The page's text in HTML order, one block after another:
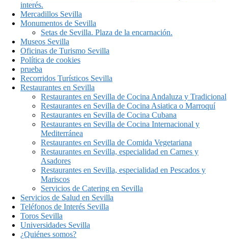
interés.
Mercadillos Sevilla
Monumentos de Sevilla
Setas de Sevilla. Plaza de la encarnación.
Museos Sevilla
Oficinas de Turismo Sevilla
Política de cookies
prueba
Recorridos Turísticos Sevilla
Restaurantes en Sevilla
Restaurantes en Sevilla de Cocina Andaluza y Tradicional
Restaurantes en Sevilla de Cocina Asiatica o Marroquí
Restaurantes en Sevilla de Cocina Cubana
Restaurantes en Sevilla de Cocina Internacional y
Mediterránea
Restaurantes en Sevilla de Comida Vegetariana
Restaurantes en Sevilla, especialidad en Carnes y
Asadores
Restaurantes en Sevilla, especialidad en Pescados y
Mariscos
Servicios de Catering en Sevilla
Servicios de Salud en Sevilla
Teléfonos de Interés Sevilla
Toros Sevilla
Universidades Sevilla
¿Quiénes somos?